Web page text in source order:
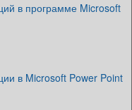
в программе Microsoft
в Microsoft Power Point